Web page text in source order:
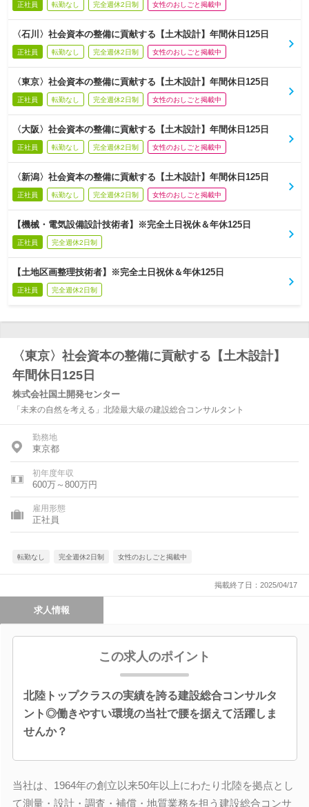
正社員 転勤なし 完全週休2日制 女性のおしごと掲載中
〈石川〉社会資本の整備に貢献する【土木設計】年間休日125日
正社員 転勤なし 完全週休2日制 女性のおしごと掲載中
〈東京〉社会資本の整備に貢献する【土木設計】年間休日125日
正社員 転勤なし 完全週休2日制 女性のおしごと掲載中
〈大阪〉社会資本の整備に貢献する【土木設計】年間休日125日
正社員 転勤なし 完全週休2日制 女性のおしごと掲載中
〈新潟〉社会資本の整備に貢献する【土木設計】年間休日125日
正社員 転勤なし 完全週休2日制 女性のおしごと掲載中
【機械・電気設備設計技術者】※完全土日祝休＆年休125日
正社員 完全週休2日制
【土地区画整理技術者】※完全土日祝休＆年休125日
正社員 完全週休2日制
〈東京〉社会資本の整備に貢献する【土木設計】
年間休日125日
株式会社国土開発センター
「未来の自然を考える」北陸最大級の建設総合コンサルタント
勤務地
東京都
初年度年収
600万～800万円
雇用形態
正社員
転勤なし 完全週休2日制 女性のおしごと掲載中
掲載終了日：2025/04/17
求人情報
この求人のポイント
北陸トップクラスの実績を誇る建設総合コンサルタ
ント◎働きやすい環境の当社で腰を据えて活躍しま
せんか？
当社は、1964年の創立以来50年以上にわたり北陸を拠点とし
て測量・設計・調査・補償・地質業務を担う建設総合コンサ